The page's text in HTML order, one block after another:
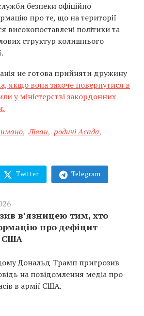
безпеки офіційно
про те, що на території
високопоставлені політики та
структур колишнього
не готова прийняти дружину
якщо вона захоче повернутися в
у міністерстві закордонних
, Ліван, родичі Асада,
Twitter Telegram
в’язницею тим, хто
про дефіцит
США
Дональд Трамп пригрозив
на повідомлення медіа про
в армії США.